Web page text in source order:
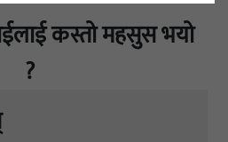
कस्तो महसुस भयो
?